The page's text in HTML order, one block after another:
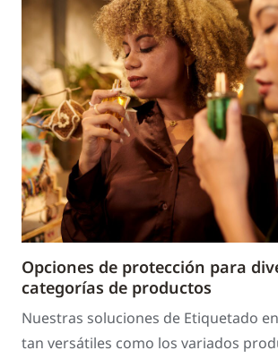
Opciones de protección para
categorías de productos
Nuestras soluciones de Etiquetado
tan versátiles como los variados